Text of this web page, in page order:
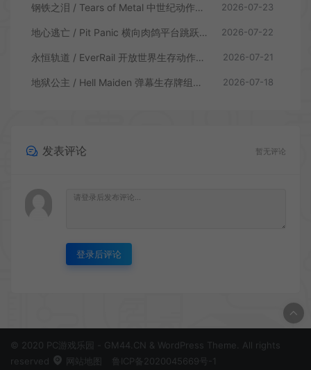
钢铁之泪 / Tears of Metal 中世纪动作肉鸽游戏 2026-07-23
地心逃亡 / Pit Panic 横向肉鸽平台跳跃游戏 2026-07-22
永恒轨道 / EverRail 开放世界生存动作游戏 2026-07-21
地狱公主 / Hell Maiden 弹幕生存牌组动作游戏 2026-07-18
发表评论 暂无评论
登录后评论
© 2020 PC游戏乐园 - GM44.CN & WordPress Theme. All rights
reserved
网站地图 鲁ICP备2020045669号-1